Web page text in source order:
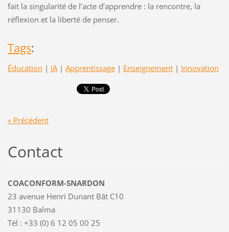
fait la singularité de l’acte d’apprendre : la rencontre, la
réflexion et la liberté de penser.
Tags:
Éducation | IA | Apprentissage | Enseignement | Innovation
« Précédent
Contact
COACONFORM-SNARDON
23 avenue Henri Dunant Bât C10
31130 Balma
Tél : +33 (0) 6 12 05 00 25